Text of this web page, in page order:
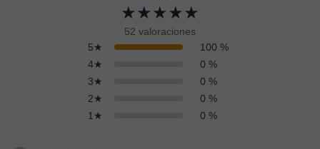
★★★★★
52 valoraciones
5★
100 %
4★
0 %
3★
0 %
2★
0 %
1★
0 %